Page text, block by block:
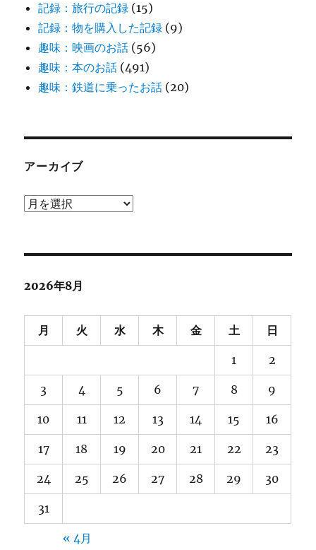
記録：旅行の記録 (15)
記録：物を購入した記録 (9)
趣味：映画のお話 (56)
趣味：本のお話 (491)
趣味：鉄道に乗ったお話 (20)
アーカイブ
ア
ブ
2026年8月
月 火 水 木 金 土 日
1 2
3 4 5 6 7 8 9
10 11 12 13 14 15 16
17 18 19 20 21 22 23
24 25 26 27 28 29 30
31
« 4月